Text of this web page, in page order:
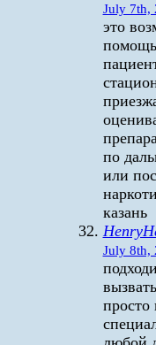
July 7th,
это
помощь
по
или
казань
July 8th,
просто